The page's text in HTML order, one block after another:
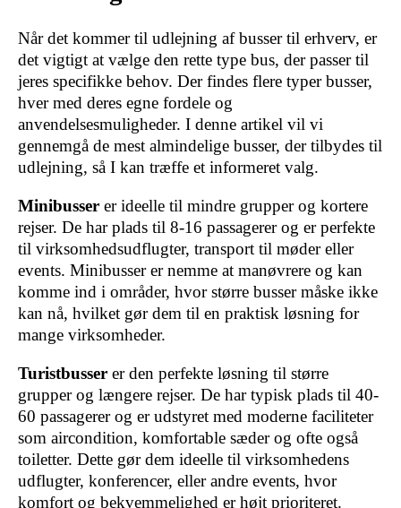
Når det kommer til udlejning af busser til erhverv, er
det vigtigt at vælge den rette type bus, der passer til
jeres specifikke behov. Der findes flere typer busser,
hver med deres egne fordele og
anvendelsesmuligheder. I denne artikel vil vi
gennemgå de mest almindelige busser, der tilbydes til
udlejning, så I kan træffe et informeret valg.
Minibusser er ideelle til mindre grupper og kortere
rejser. De har plads til 8-16 passagerer og er perfekte
til virksomhedsudflugter, transport til møder eller
events. Minibusser er nemme at manøvrere og kan
komme ind i områder, hvor større busser måske ikke
kan nå, hvilket gør dem til en praktisk løsning for
mange virksomheder.
Turistbusser er den perfekte løsning til større
grupper og længere rejser. De har typisk plads til 40-
60 passagerer og er udstyret med moderne faciliteter
som aircondition, komfortable sæder og ofte også
toiletter. Dette gør dem ideelle til virksomhedens
udflugter, konferencer, eller andre events, hvor
komfort og bekvemmelighed er højt prioriteret.